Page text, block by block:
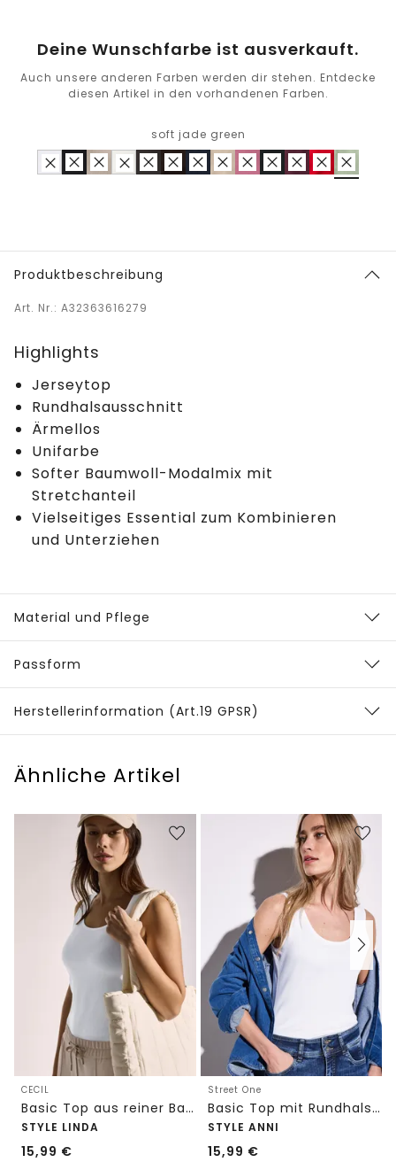
Deine Wunschfarbe ist ausverkauft.
Auch unsere anderen Farben werden dir stehen. Entdecke
diesen Artikel in den vorhandenen Farben.
soft jade green
Produktbeschreibung
Art. Nr.: A32363616279
Highlights
Jerseytop
Rundhalsausschnitt
Ärmellos
Unifarbe
Softer Baumwoll-Modalmix mit
Stretchanteil
Vielseitiges Essential zum Kombinieren
und Unterziehen
Material und Pflege
Passform
Herstellerinformation (Art.19 GPSR)
Ähnliche Artikel
CECIL
Basic Top aus reiner Baumwolle
STYLE LINDA
15,99 €
Street One
Basic Top mit Rundhals in Unifarbe
STYLE ANNI
15,99 €